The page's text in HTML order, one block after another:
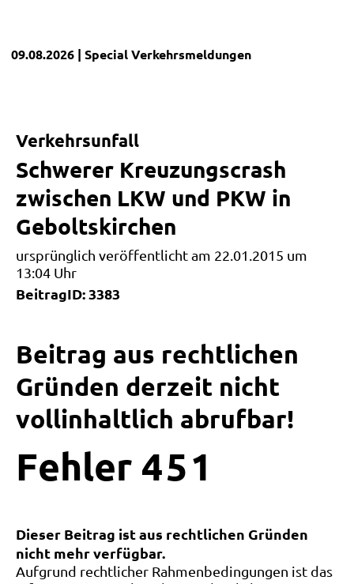
09.08.2026 | SpecialVerkehrsmeldungen
Verkehrsunfall
Schwerer Kreuzungscrash
zwischen LKW und PKW in
Geboltskirchen
ursprünglich veröffentlicht am 22.01.2015 um
13:04 Uhr
BeitragID: 3383
Beitrag aus rechtlichen
Gründen derzeit nicht
vollinhaltlich abrufbar!
Fehler 4 5 1
Dieser Beitrag ist aus rechtlichen Gründen
nicht mehr verfügbar.
Aufgrund rechtlicher Rahmenbedingungen ist das